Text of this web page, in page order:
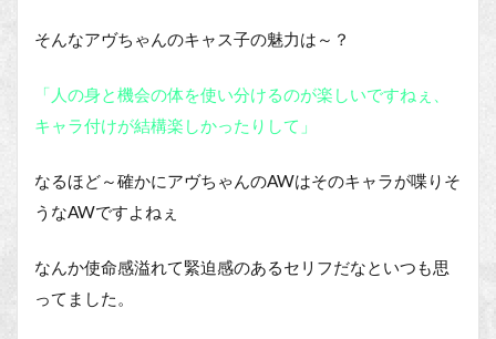
そんなアヴちゃんのキャス子の魅力は～？
「人の身と機会の体を使い分けるのが楽しいですねぇ、
キャラ付けが結構楽しかったりして」
なるほど～確かにアヴちゃんのAWはそのキャラが喋りそ
うなAWですよねぇ
なんか使命感溢れて緊迫感のあるセリフだなといつも思
ってました。